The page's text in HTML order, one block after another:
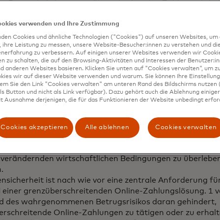
Betrug bei einer grenzüberschreitenden Zahlung als
oder fehlgeschlagene grenzüberschreitende
und längerfristig negativ auf das Wohlergehen der
konnten sich aufgrund einer verspäteten/
Weise selbst versorgen.
zunehmend global aufgestellt, was einen Bedarf an
grenzüberschreitenden Zahlungslösungen erfordert.
beabsichtigen 65 %, weltweit mehr Lieferanten,
zu finden, um den Geschäftsbetrieb robuster zu
KMU erhöhen auch ihre Investitionen in digitale
verändernden wirtschaftlichen Bedingungen zu
ist nach wie vor eine zentrale Anforderung
einer grenzüberschreitenden Online-Zahlungslösung. 1
des wahrgenommenen Betrugsrisikos daran gehindert,
Online-Zahlungen zu tätigen oder zu
verwenden und Ihre Zustimmung
Cookies und ähnliche Technologien ("Cookies") auf unseren Websites, um
ihre Leistung zu messen, unsere Website-Besucher:innen zu verstehen und die
zu verbessern. Auf einigen unserer Websites verwenden wir
zu schalten, die auf den Browsing-Aktivitäten und Interessen der
anderen Websites basieren. Klicken Sie unten auf "Cookies verwalten", um
wir auf dieser Website verwenden und warum. Sie können Ihre
Sie den Link "Cookies verwalten" am unteren Rand des Bildschirms nutzen
Button und nicht als Link verfügbar). Dazu gehört auch die Ablehnung
Ausnahme derjenigen, die für das Funktionieren der Website unbedingt
Cookies akzeptieren Alle ablehnen Cookies verwalten